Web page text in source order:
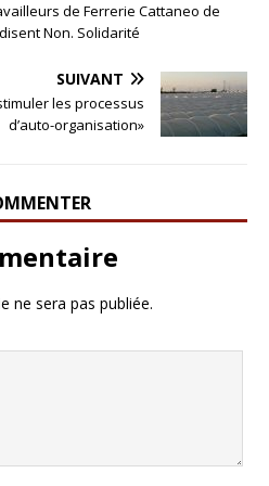
de Ferrerie Cattaneo de
Non. Solidarité
SUIVANT
les processus
d’auto-organisation»
ne sera pas publiée.